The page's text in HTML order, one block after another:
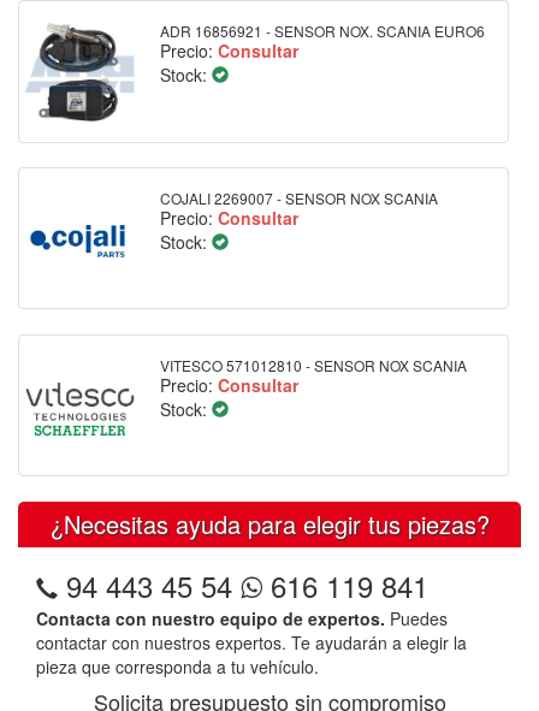
ADR 16856921 - SENSOR NOX. SCANIA EURO6
Precio: Consultar
Stock:
COJALI 2269007 - SENSOR NOX SCANIA
Precio: Consultar
Stock:
VITESCO 571012810 - SENSOR NOX SCANIA
Precio: Consultar
Stock:
¿Necesitas ayuda para elegir tus piezas?
94 443 45 54 616 119 841
Contacta con nuestro equipo de expertos. Puedes
contactar con nuestros expertos. Te ayudarán a elegir la
pieza que corresponda a tu vehículo.
Solicita presupuesto sin compromiso